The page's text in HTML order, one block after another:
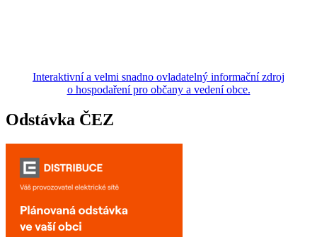
Interaktivní a velmi snadno ovladatelný informační zdroj
o hospodaření pro občany a vedení obce.
Odstávka ČEZ